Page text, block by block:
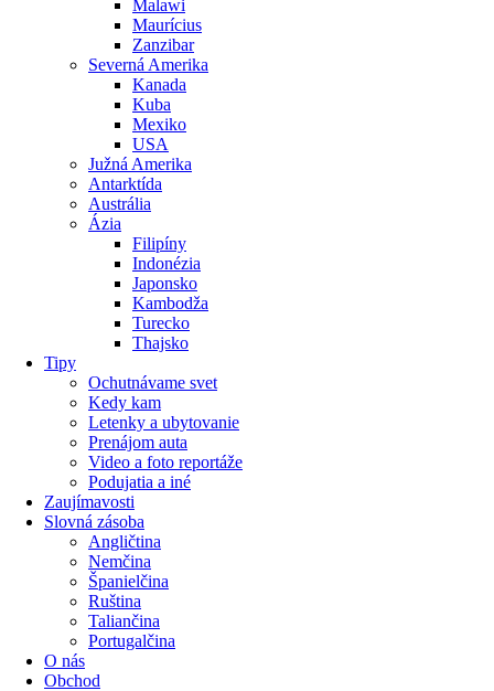
Malawi
Maurícius
Zanzibar
Severná Amerika
Kanada
Kuba
Mexiko
USA
Južná Amerika
Antarktída
Austrália
Ázia
Filipíny
Indonézia
Japonsko
Kambodža
Turecko
Thajsko
Tipy
Ochutnávame svet
Kedy kam
Letenky a ubytovanie
Prenájom auta
Video a foto reportáže
Podujatia a iné
Zaujímavosti
Slovná zásoba
Angličtina
Nemčina
Španielčina
Ruština
Taliančina
Portugalčina
O nás
Obchod